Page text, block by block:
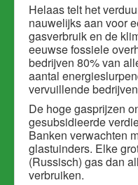
Helaas telt het
nauwelijks aan voor
gasverbruik en de
eeuwse fossiele
bedrijven 80% van
aantal
vervuillende
De hoge gasprijzen
gesubsidieerde
Banken verwachten
glastuinders. Elke
(Russisch) gas dan
verbruiken.